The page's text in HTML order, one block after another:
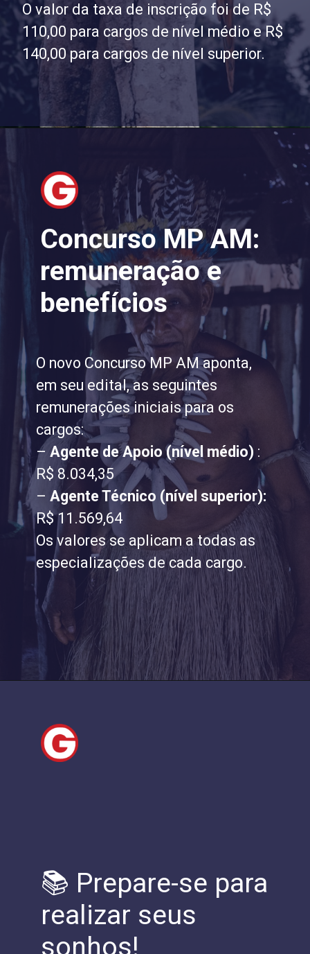
O valor da taxa de inscrição foi de R$
110,00 para cargos de nível médio e R$
140,00 para cargos de nível superior.
Concurso MP AM:
remuneração e
benefícios
O novo Concurso MP AM aponta,
em seu edital, as seguintes
remunerações iniciais para os
cargos:
–Agente de Apoio (nível médio) :
R$ 8.034,35
–Agente Técnico (nível superior):
R$ 11.569,64
Os valores se aplicam a todas as
especializações de cada cargo.
📚 Prepare-se para
realizar seus
sonhos!